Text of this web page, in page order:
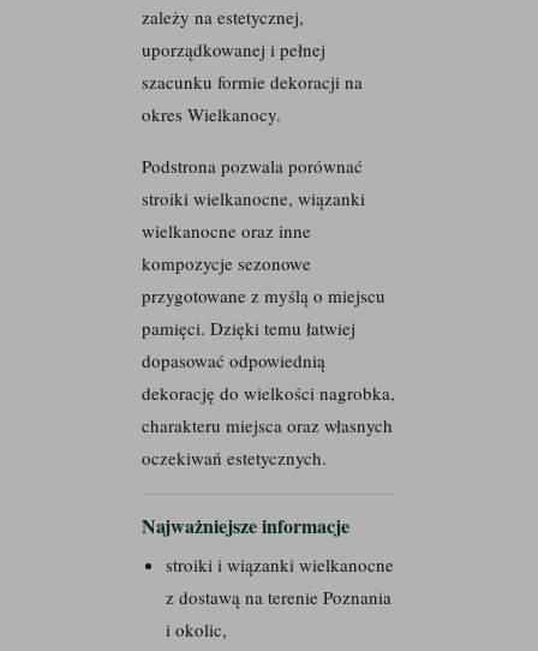
zależy na estetycznej,
uporządkowanej i pełnej
szacunku formie dekoracji na
okres Wielkanocy.
Podstrona pozwala porównać
stroiki wielkanocne, wiązanki
wielkanocne oraz inne
kompozycje sezonowe
przygotowane z myślą o miejscu
pamięci. Dzięki temu łatwiej
dopasować odpowiednią
dekorację do wielkości nagrobka,
charakteru miejsca oraz własnych
oczekiwań estetycznych.
Najważniejsze informacje
stroiki i wiązanki wielkanocne
z dostawą na terenie Poznania
i okolic,